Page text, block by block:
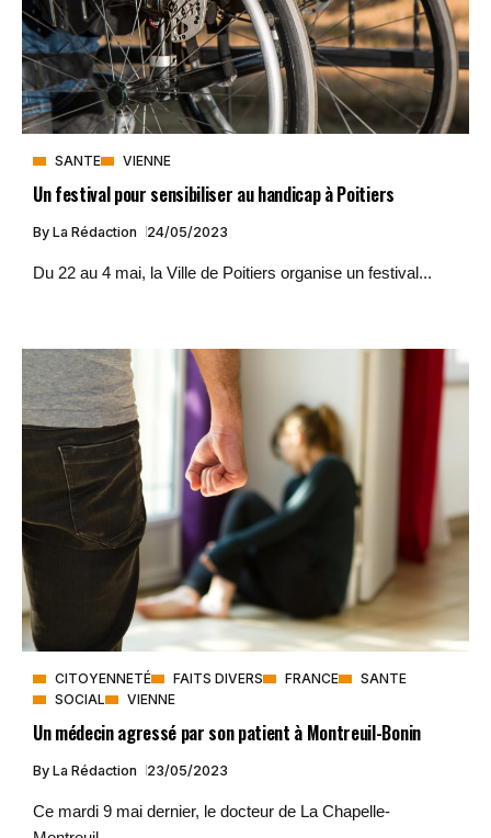
SANTE VIENNE
Un festival pour sensibiliser au handicap à Poitiers
By La Rédaction 24/05/2023
Du 22 au 4 mai, la Ville de Poitiers organise un festival...
CITOYENNETÉ FAITS DIVERS FRANCE
SANTE
SOCIAL
VIENNE
Un médecin agressé par son patient à Montreuil-Bonin
By La Rédaction 23/05/2023
Ce mardi 9 mai dernier, le docteur de La Chapelle-